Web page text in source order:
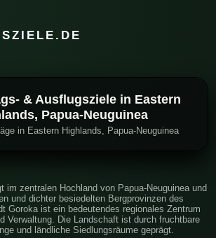
& Ausflugsziele in Eastern
Papua-Neuguinea
in Eastern Highlands, Papua-Neuguinea
im zentralen Hochland von Papua-Neuguinea und
und dichter besiedelten Bergprovinzen des
Goroka ist ein bedeutendes regionales Zentrum
Verwaltung. Die Landschaft ist durch fruchtbare
und ländliche Siedlungsräume geprägt.